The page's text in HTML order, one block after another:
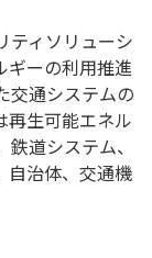
ティソリューシ
ギーの利用推進
交通システムの
再生可能エネル
道システム、
自治体、交通機